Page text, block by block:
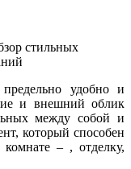
удобно и
и внешний облик
между собой и
который способен
комнате – , отделку,